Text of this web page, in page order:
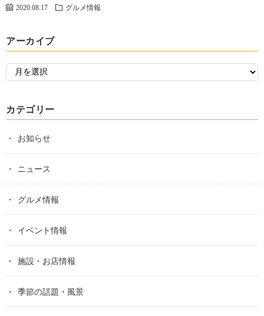
2020.08.17 グルメ情報
アーカイブ
カテゴリー
お知らせ
ニュース
グルメ情報
イベント情報
施設・お店情報
季節の話題・風景